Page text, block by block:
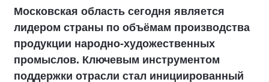
Московская область сегодня является
лидером страны по объёмам производства
продукции народно-художественных
промыслов. Ключевым инструментом
поддержки отрасли стал инициированный